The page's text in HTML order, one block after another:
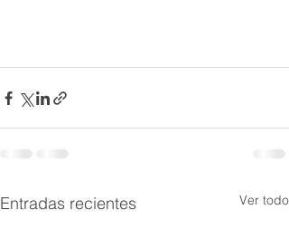
Entradas recientes Ver todo